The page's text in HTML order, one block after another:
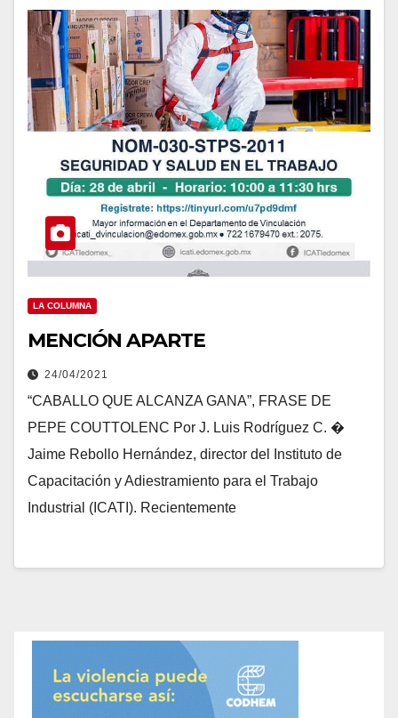
LA COLUMNA
MENCIÓN APARTE
24/04/2021
“CABALLO QUE ALCANZA GANA”, FRASE DE
PEPE COUTTOLENC Por J. Luis Rodríguez C. �
Jaime Rebollo Hernández, director del Instituto de
Capacitación y Adiestramiento para el Trabajo
Industrial (ICATI). Recientemente